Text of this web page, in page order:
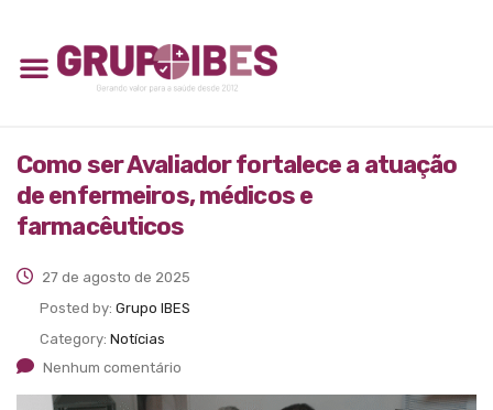
Como ser Avaliador fortalece a atuação
de enfermeiros, médicos e
farmacêuticos
27 de agosto de 2025
Posted by: Grupo IBES
Category: Notícias
Nenhum comentário